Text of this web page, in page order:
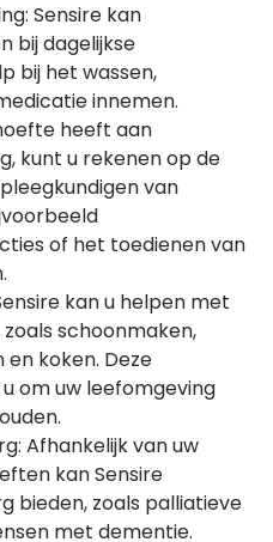
Sensire kan
bij dagelijkse
bij het wassen,
innemen.
heeft aan
kunt u rekenen op de
van
of het toedienen van
kan u helpen met
schoonmaken,
koken. Deze
om uw leefomgeving
Afhankelijk van uw
kan Sensire
bieden, zoals palliatieve
met dementie.